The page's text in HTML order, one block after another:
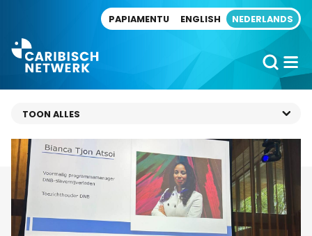
PAPIAMENTU ENGLISH NEDERLANDS